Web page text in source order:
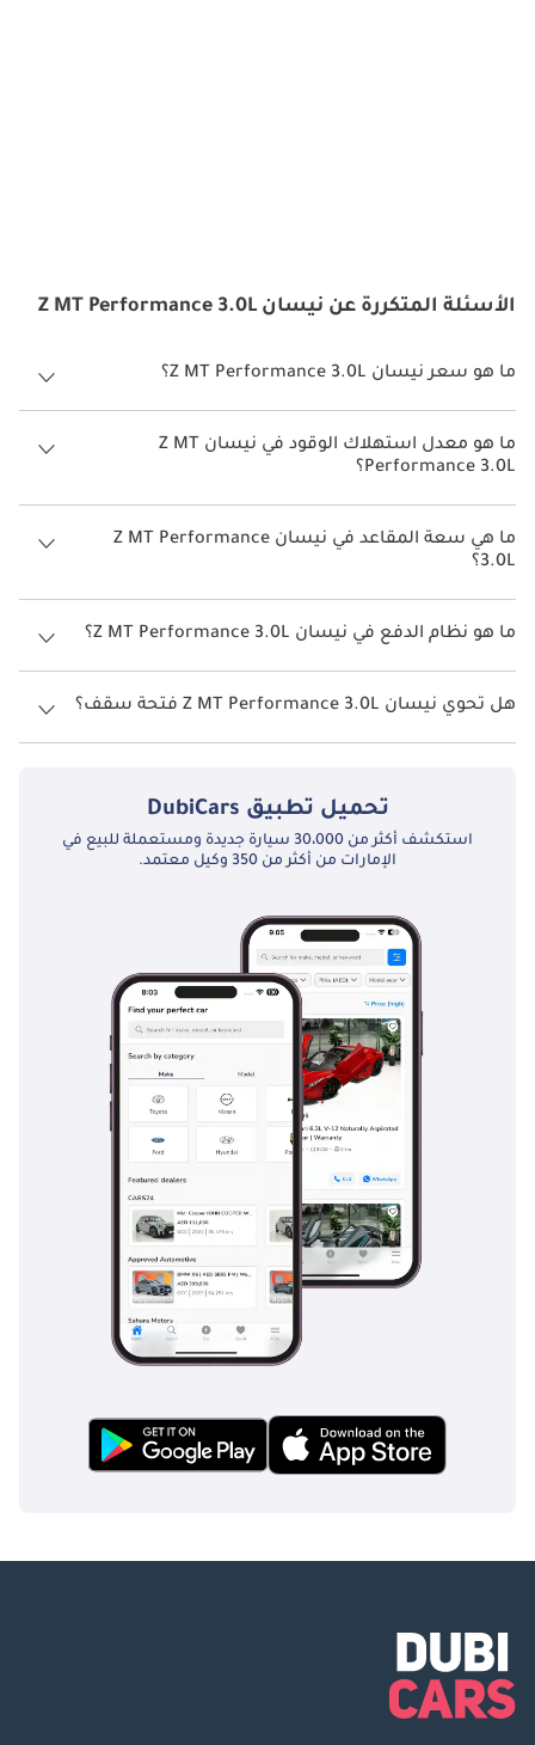
الأسئلة المتكررة عن نيسان Z MT Performance 3.0L
ما هو سعر نيسان Z MT Performance 3.0L؟
سعر نيسان Z MT Performance 3.0L هو درهم 215,900.
ما هو معدل استهلاك الوقود في نيسان Z MT
Performance 3.0L؟
يبلغ معدل استهلاك الوقود المقترح من الشركة المصنعة لسيارة نيسان Z
2026 من 7 كم/ليتر - 8 كم/ليتر.
ما هي سعة المقاعد في نيسان Z MT Performance
3.0L؟
تتسع نيسان Z MT Performance 3.0L لأ 2 أشخاص.
ما هو نظام الدفع في نيسان Z MT Performance 3.0L؟
نظام الدفع في نيسان Z Rear Wheel Drive MT Performance 3.0L.
هل تحوي نيسان Z MT Performance 3.0L فتحة سقف؟
نعم توفر نيسان Z MT Performance 3.0L فتحة السقف كخيار.
تحميل تطبيق DubiCars
استكشف أكثر من 30،000 سيارة جديدة ومستعملة للبيع في
الإمارات من أكثر من 350 وكيل معتمد.